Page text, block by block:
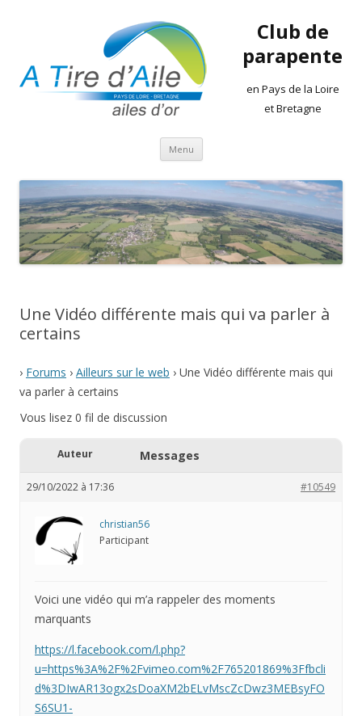
Club de
parapente
en Pays de la Loire
et Bretagne
Menu Aller
contenu
Une Vidéo différente mais qui va parler à
certains
› Forums › Ailleurs sur le web › Une Vidéo différente mais qui
va parler à certains
Vous lisez 0 fil de discussion
Auteur Messages
29/10/2022 à 17:36 #10549
christian56
Participant
Voici une vidéo qui m’a rappeler des moments
marquants
https://l.facebook.com/l.php?
u=https%3A%2F%2Fvimeo.com%2F765201869%3Ffbcli
d%3DIwAR13ogx2sDoaXM2bELvMscZcDwz3MEBsyFO
S6SU1-